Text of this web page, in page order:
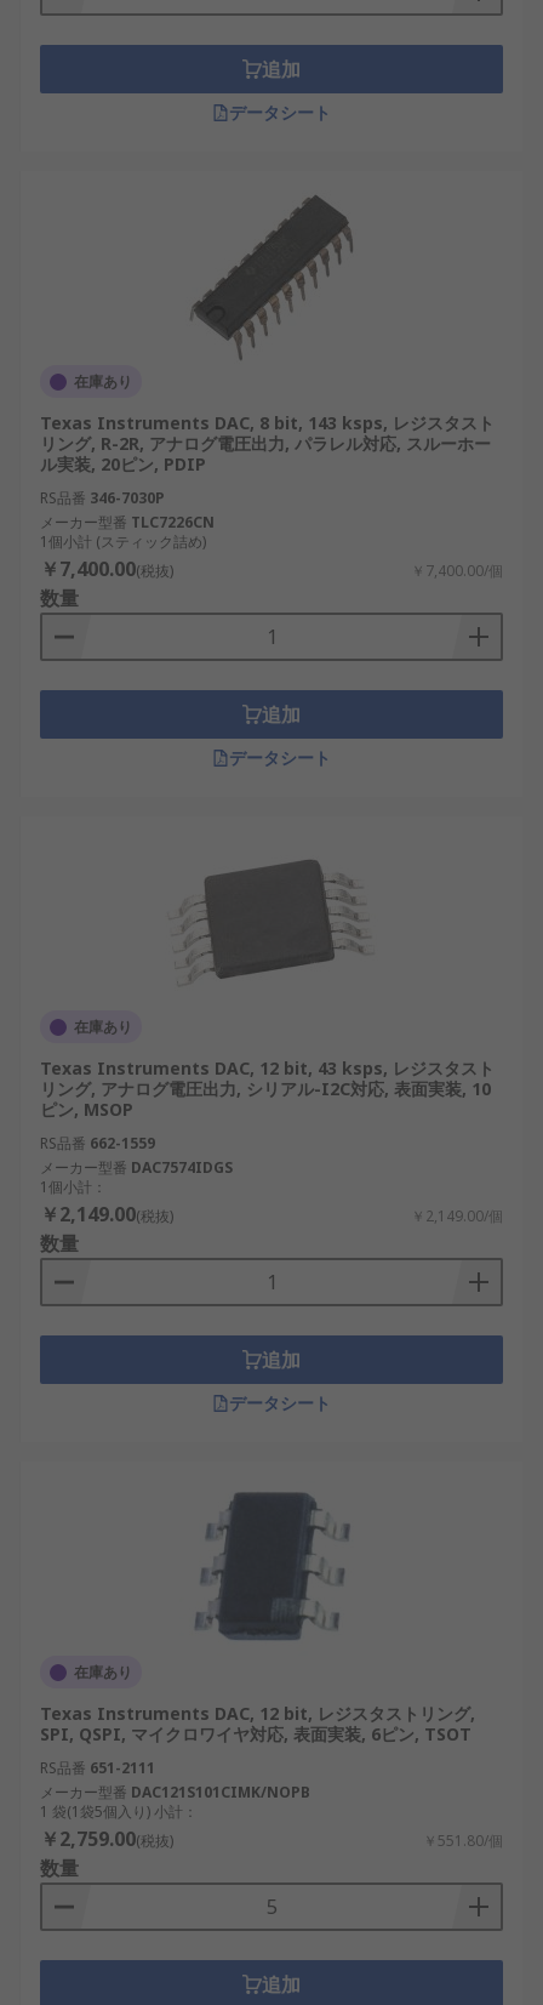
キャンセレーションで重要な役割を果たして
います。
通信：高速 DAC は、デジタル データをアナロ
グ信号に変換して、通信ネットワークで効率
多数のメーカーが、さまざまなアプリケーションに
合わせてカスタマイズされた高品質の DAC を製造
しています。以下は、有名な国際ブランドと日本の
ブランドの組み合わせです。
Analog Devices
：高性能 DAC で有名で、高精
度オーディオや計測に最適です。
Maxim Integrated
用アプリケーション向けに、コンパクトでエ
ネルギー効率に優れた DAC を幅広く提供して
います。
Microchip
られ、自動車や民生用電子機器に適していま
す。
Texas Instruments：通信および信号処理用
の高速かつ高解像度の DAC を提供する世界的
DAC はデジタルとアナログの世界をつなぐ架け橋と
して機能し、数え切れないほどのテクノロジーがシ
ームレスに機能することを可能にします。オーディ
の強化まで、DAC は現代の電子機器に不可欠な存在
であり、日本だけでなく世界中でイノベーションを
推進しています。
DAC用 RSコンポーネントのご紹介
RS は、日本全国で使用されているDACのサプライ
ヤー、販売店、製造元として世界的に認知されてい
ます。当社の製品は、日本の最高水準の性能と信頼
性を満たすように設計されています。さらに、産業
に対応する幅広いDACまたはインサーキットエミュ
レータを卸売価格で提供しています。DACを選択す
る際、RSはおすすめ品と交換部品を低価格で提供し
追加
データシート
在庫あり
Texas Instruments DAC, 8 bit, 143 ksps, レジスタスト
リング, R-2R, アナログ電圧出力, パラレル対応, スルーホー
ル実装, 20ピン, PDIP
RS品番 346-7030P
メーカー型番 TLC7226CN
1個小計 (スティック詰め)
￥7,400.00(税抜) ￥7,400.00/個
数量
追加
データシート
在庫あり
Texas Instruments DAC, 12 bit, 43 ksps, レジスタスト
リング, アナログ電圧出力, シリアル-I2C対応, 表面実装, 10
ピン, MSOP
RS品番 662-1559
メーカー型番 DAC7574IDGS
1個小計：
￥2,149.00(税抜) ￥2,149.00/個
数量
追加
データシート
在庫あり
Texas Instruments DAC, 12 bit, レジスタストリング,
SPI, QSPI, マイクロワイヤ対応, 表面実装, 6ピン, TSOT
RS品番 651-2111
メーカー型番 DAC121S101CIMK/NOPB
1 袋(1袋5個入り) 小計：
￥2,759.00(税抜) ￥551.80/個
数量
追加